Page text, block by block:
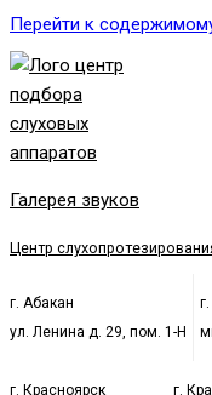
Перейти к
Галерея звуков
Центр
г. Абакан
ул. Ленина д. 29, пом. 1-Н
г. Красноярск
г.